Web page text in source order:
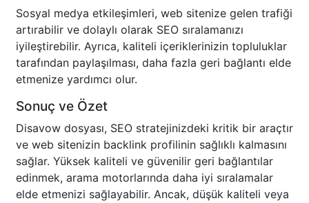
Sosyal medya etkileşimleri, web sitenize gelen trafiği
artırabilir ve dolaylı olarak SEO sıralamanızı
iyileştirebilir. Ayrıca, kaliteli içeriklerinizin topluluklar
tarafından paylaşılması, daha fazla geri bağlantı elde
etmenize yardımcı olur.
Sonuç ve Özet
Disavow dosyası, SEO stratejinizdeki kritik bir araçtır
ve web sitenizin backlink profilinin sağlıklı kalmasını
sağlar. Yüksek kaliteli ve güvenilir geri bağlantılar
edinmek, arama motorlarında daha iyi sıralamalar
elde etmenizi sağlayabilir. Ancak, düşük kaliteli veya